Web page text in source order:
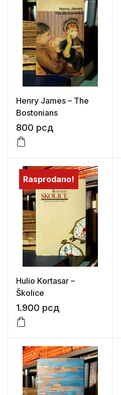
Henry James – The
Bostonians
800 рсд
Rasprodano!
Hulio Kortasar –
Školice
1.900 рсд